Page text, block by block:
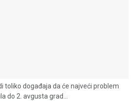
toliko događaja da će najveći problem
do 2. avgusta grad...